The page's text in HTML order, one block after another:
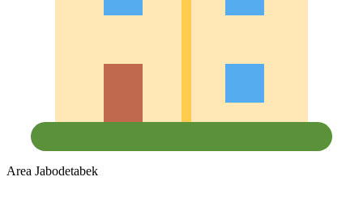
Area Jabodetabek